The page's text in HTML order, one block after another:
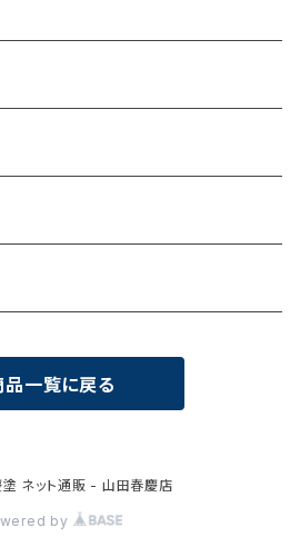
品一覧に戻る
ネット通販 - 山田春慶店
by